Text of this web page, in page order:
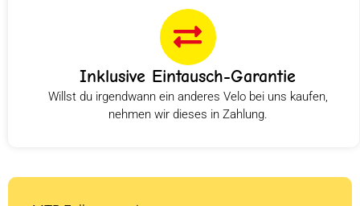
Inklusive Eintausch-Garantie
Willst du irgendwann ein anderes Velo bei uns kaufen,
nehmen wir dieses in Zahlung.